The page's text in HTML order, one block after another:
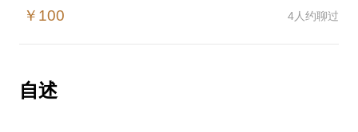
又或者到苏格兰天空岛的悬崖边上感受一下岛国的广
讲讲新奇的故事；
对于初次英国签证无从下手；
英国名校博士奖学金，成功为大专生申请到专升本Top
Up Course offers。
￥100 4人约聊过
自述